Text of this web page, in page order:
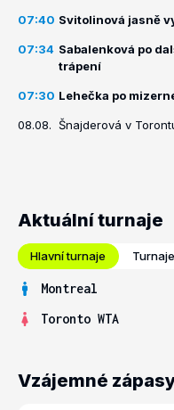
07:40 Svitolinová jasně
07:34 Sabalenková po
trápení
07:30 Lehečka po
08.08. Šnajderová v
Aktuální turnaje
Hlavní turnaje
Montreal
Toronto WTA
Vzájemné